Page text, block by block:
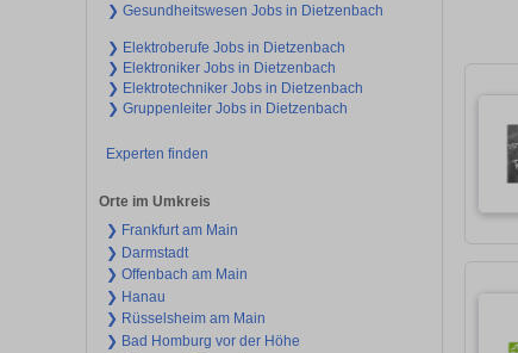
❯ Gesundheitswesen Jobs in Dietzenbach
❯ Elektroberufe Jobs in Dietzenbach
❯ Elektroniker Jobs in Dietzenbach
❯ Elektrotechniker Jobs in Dietzenbach
❯ Gruppenleiter Jobs in Dietzenbach
Experten finden
Orte im Umkreis
❯ Frankfurt am Main
❯ Darmstadt
❯ Offenbach am Main
❯ Hanau
❯ Rüsselsheim am Main
❯ Bad Homburg vor der Höhe